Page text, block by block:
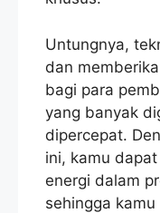
Untungnya,
dan
bagi para
yang banyak
dipercepat.
ini, kamu
energi dalam
sehingga